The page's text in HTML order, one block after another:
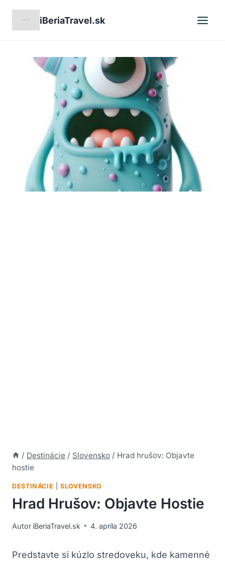
iBeriaTravel.sk
/ Destinácie / Slovensko / Hrad hrušov: Objavte
hostie
DESTINÁCIE |SLOVENSKO
Hrad Hrušov: Objavte Hostie
Autor iBeriaTravel.sk 4. apríla 2026
Predstavte si kúzlo stredoveku, kde kamenné